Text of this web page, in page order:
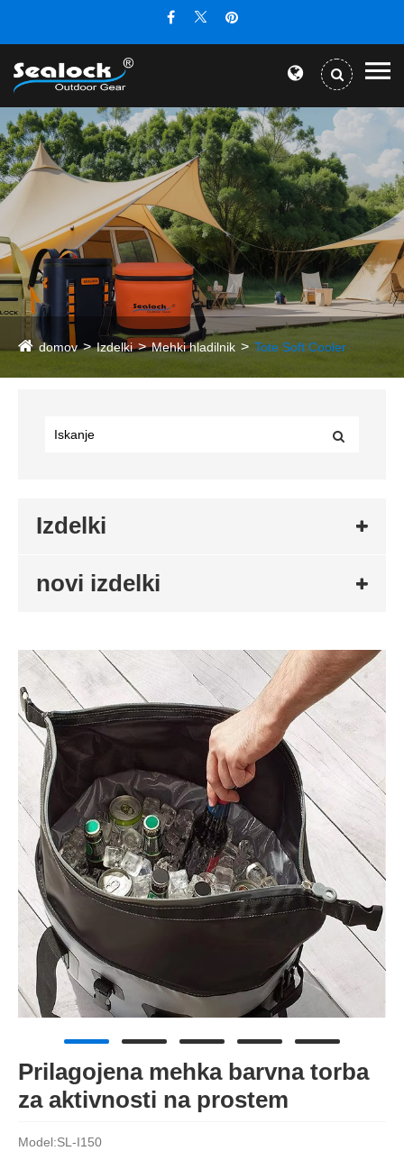
domov Izdelki Mehki hladilnik Tote Soft Cooler
Izdelki
novi izdelki
Prilagojena mehka barvna torba
za aktivnosti na prostem
Model:SL-I150